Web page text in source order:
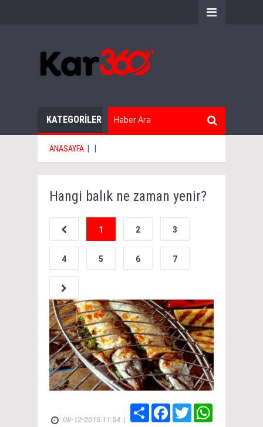
KATEGORİLER
ANASAYFA | |
Hangi balık ne zaman yenir?
1 2 3
4 5 6 7
08-12-2015 11:54 |
Share FacebookTwitter